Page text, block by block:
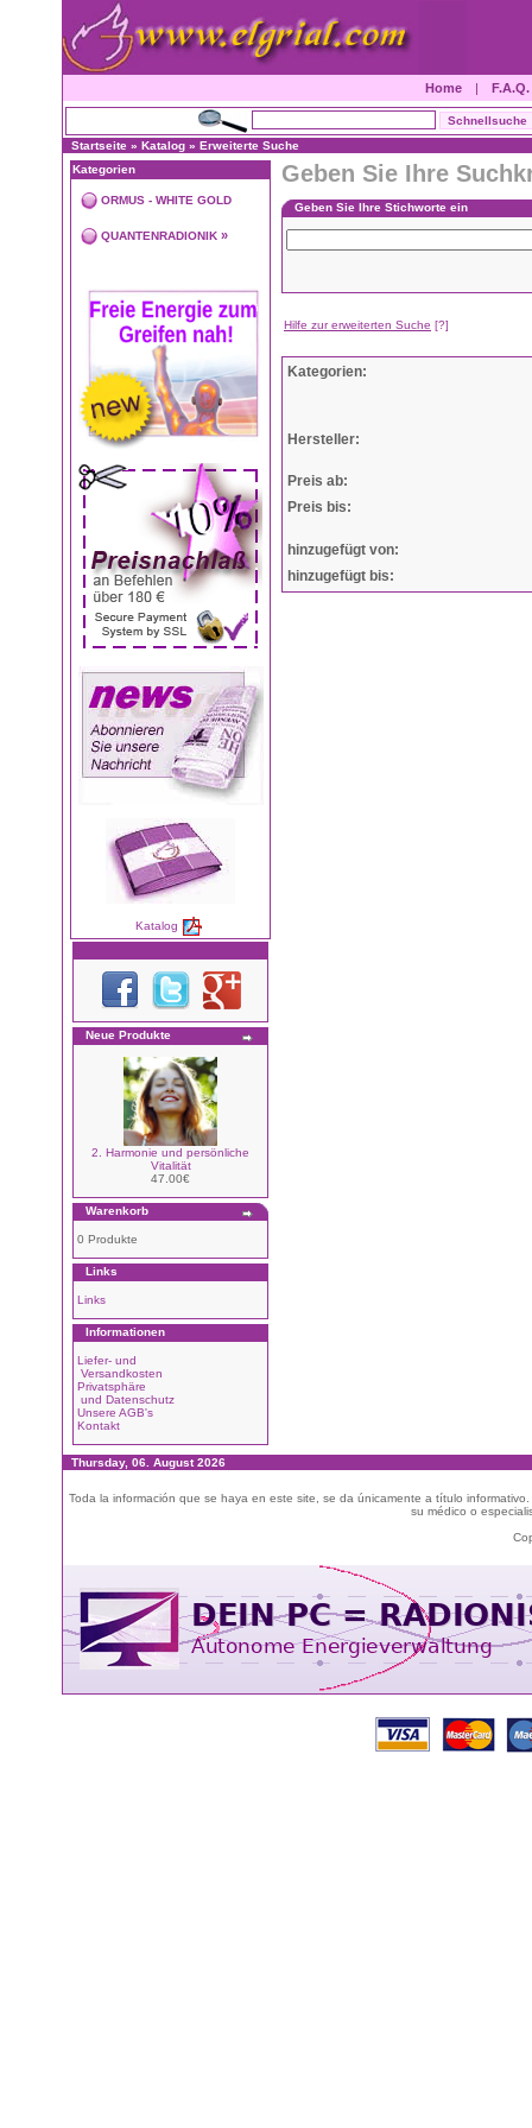
Home | F.A.Q.
Startseite » Katalog » Erweiterte Suche
Kategorien
ORMUS - WHITE GOLD
QUANTENRADIONIK »
Katalog
Neue Produkte
2. Harmonie und persönliche
Vitalität
47.00€
Warenkorb
0 Produkte
Links
Links
Informationen
Liefer- und
Versandkosten
Privatsphäre
und Datenschutz
Unsere AGB's
Kontakt
Geben Sie Ihre
Geben Sie Ihre Stichworte ein
Hilfe zur erweiterten Suche [?]
Kategorien:
Hersteller:
Preis ab:
Preis bis:
hinzugefügt von:
hinzugefügt bis:
Thursday, 06. August 2026
Toda la información que se haya en este site, se da únicamente a título
su médico o